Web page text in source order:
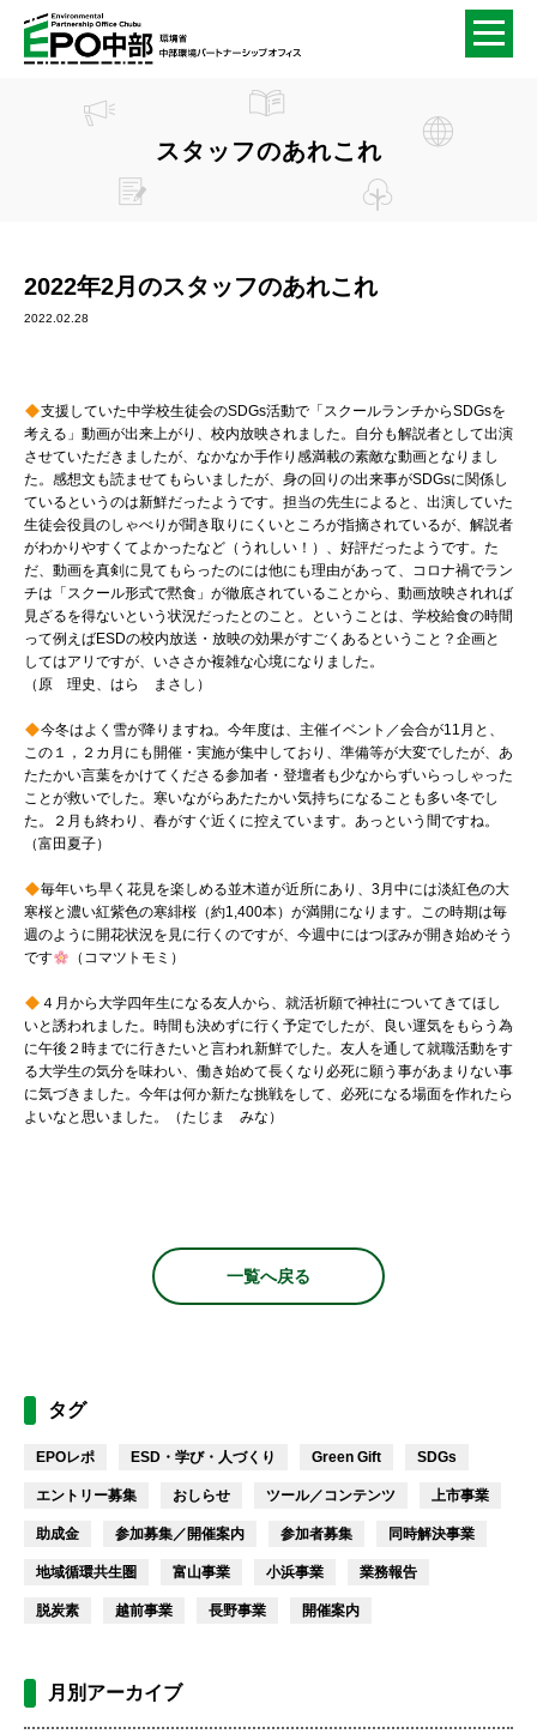
スタッフのあれこれ
2022年2月のスタッフのあれこれ
2022.02.28
支援していた中学校生徒会のSDGs活動で「スクールランチからSDGsを
考える」動画が出来上がり、校内放映されました。自分も解説者として出演
させていただきましたが、なかなか手作り感満載の素敵な動画となりまし
た。感想文も読ませてもらいましたが、身の回りの出来事がSDGsに関係し
ているというのは新鮮だったようです。担当の先生によると、出演していた
生徒会役員のしゃべりが聞き取りにくいところが指摘されているが、解説者
がわかりやすくてよかったなど（うれしい！）、好評だったようです。た
だ、動画を真剣に見てもらったのには他にも理由があって、コロナ禍でラン
チは「スクール形式で黙食」が徹底されていることから、動画放映されれば
見ざるを得ないという状況だったとのこと。ということは、学校給食の時間
って例えばESDの校内放送・放映の効果がすごくあるということ？企画と
してはアリですが、いささか複雑な心境になりました。
（原 理史、はら まさし）
今冬はよく雪が降りますね。今年度は、主催イベント／会合が11月と、
この１，２カ月にも開催・実施が集中しており、準備等が大変でしたが、あ
たたかい言葉をかけてくださる参加者・登壇者も少なからずいらっしゃった
ことが救いでした。寒いながらあたたかい気持ちになることも多い冬でし
た。２月も終わり、春がすぐ近くに控えています。あっという間ですね。
（富田夏子）
毎年いち早く花見を楽しめる並木道が近所にあり、3月中には淡紅色の大
寒桜と濃い紅紫色の寒緋桜（約1,400本）が満開になります。この時期は毎
週のように開花状況を見に行くのですが、今週中にはつぼみが開き始めそう
です
（コマツトモミ）
４月から大学四年生になる友人から、就活祈願で神社についてきてほし
いと誘われました。時間も決めずに行く予定でしたが、良い運気をもらう為
に午後２時までに行きたいと言われ新鮮でした。友人を通して就職活動をす
る大学生の気分を味わい、働き始めて長くなり必死に願う事があまりない事
に気づきました。今年は何か新たな挑戦をして、必死になる場面を作れたら
よいなと思いました。（たじま みな）
一覧へ戻る
タグ
EPOレポ ESD・学び・人づくり Green Gift SDGs
エントリー募集 おしらせ ツール／コンテンツ 上市事業
助成金 参加募集／開催案内 参加者募集 同時解決事業
地域循環共生圏 富山事業 小浜事業 業務報告
脱炭素 越前事業 長野事業 開催案内
月別アーカイブ